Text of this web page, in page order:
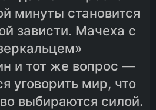
минуты становится
зависти. Мачеха с
и тот же вопрос —
уговорить мир, что
выбираются силой.